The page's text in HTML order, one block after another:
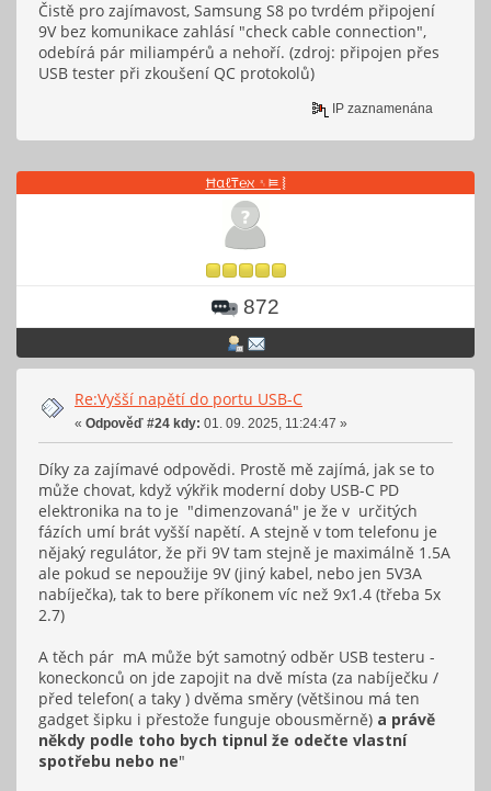
Čistě pro zajímavost, Samsung S8 po tvrdém připojení
9V bez komunikace zahlásí "check cable connection",
odebírá pár miliampérů a nehoří. (zdroj: připojen přes
USB tester při zkoušení QC protokolů)
IP zaznamenána
Ħαℓ₸℮ℵ ␏⫢ ⦚
872
Re:Vyšší napětí do portu USB-C
« Odpověď #24 kdy: 01. 09. 2025, 11:24:47 »
Díky za zajímavé odpovědi. Prostě mě zajímá, jak se to
může chovat, když výkřik moderní doby USB-C PD
elektronika na to je "dimenzovaná" je že v určitých
fázích umí brát vyšší napětí. A stejně v tom telefonu je
nějaký regulátor, že při 9V tam stejně je maximálně 1.5A
ale pokud se nepoužije 9V (jiný kabel, nebo jen 5V3A
nabíječka), tak to bere příkonem víc než 9x1.4 (třeba 5x
2.7)
A těch pár mA může být samotný odběr USB testeru -
koneckonců on jde zapojit na dvě místa (za nabíječku /
před telefon( a taky ) dvěma směry (většinou má ten
gadget šipku i přestože funguje obousměrně) a právě
někdy podle toho bych tipnul že odečte vlastní
spotřebu nebo ne"